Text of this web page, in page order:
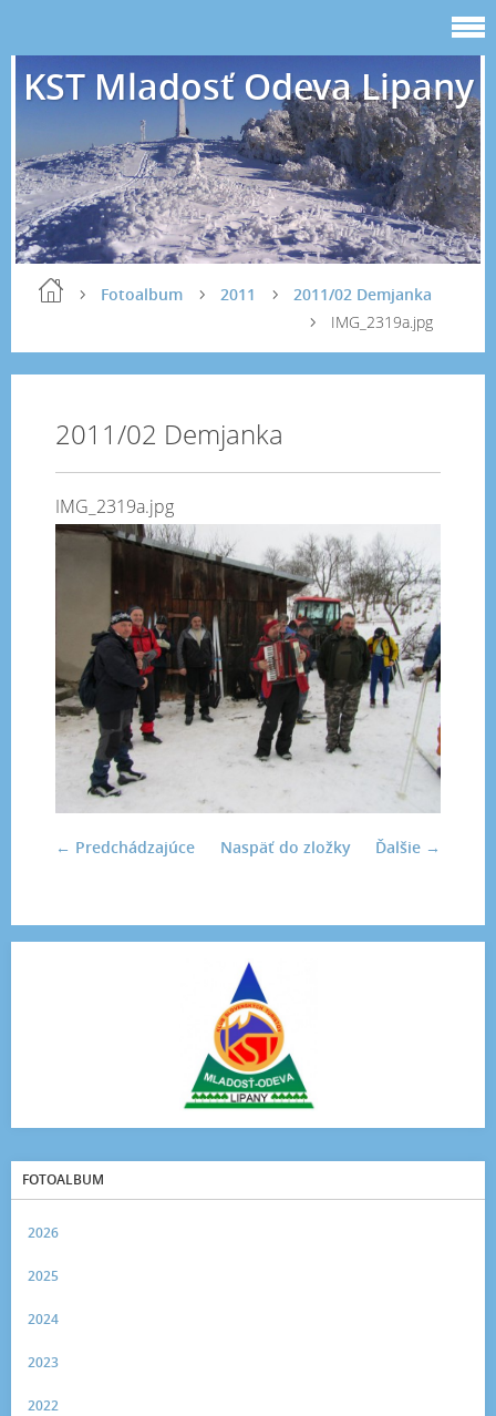
KST Mladosť Odeva Lipany
Fotoalbum 2011
2011/02 Demjanka
IMG_2319a.jpg
2011/02 Demjanka
IMG_2319a.jpg
← Predchádzajúce Ďalšie →
Naspäť do zložky
FOTOALBUM
2026
2025
2024
2023
2022